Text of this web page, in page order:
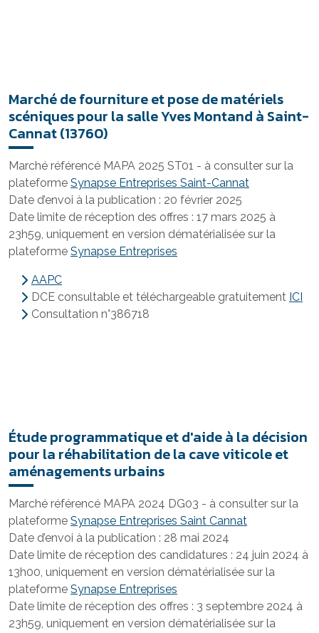
Marché de fourniture et pose de matériels
scéniques pour la salle Yves Montand à Saint-
Cannat (13760)
Marché référencé MAPA 2025 ST01 - à consulter sur la
plateforme Synapse Entreprises Saint-Cannat
Date d’envoi à la publication : 20 février 2025
Date limite de réception des offres : 17 mars 2025 à
23h59, uniquement en version dématérialisée sur la
plateforme Synapse Entreprises
AAPC
DCE consultable et téléchargeable gratuitement ICI
Consultation n°386718
Étude programmatique et d'aide à la décision
pour la réhabilitation de la cave viticole et
aménagements urbains
Marché référencé MAPA 2024 DG03 - à consulter sur la
plateforme Synapse Entreprises Saint Cannat
Date d’envoi à la publication : 28 mai 2024
Date limite de réception des candidatures : 24 juin 2024 à
13h00, uniquement en version dématérialisée sur la
plateforme Synapse Entreprises
Date limite de réception des offres : 3 septembre 2024 à
23h59, uniquement en version dématérialisée sur la